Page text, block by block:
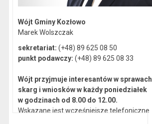
Wójt Gminy Kozłowo
Marek Wolszczak
sekretariat: (+48) 89 625 08 50
punkt podawczy: (+48) 89 625 08 33
Wójt przyjmuje interesantów w sprawach
skarg i wniosków w każdy poniedziałek
w godzinach od 8.00 do 12.00.
Wskazane jest wcześniejsze telefoniczne